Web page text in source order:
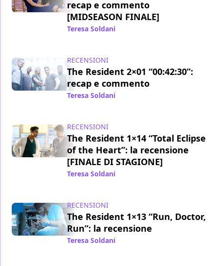
recap e commento
[MIDSEASON FINALE]
Teresa Soldani
RECENSIONI
The Resident 2×01 “00:42:30”:
recap e commento
Teresa Soldani
RECENSIONI
The Resident 1×14 “Total Eclipse
of the Heart”: la recensione
[FINALE DI STAGIONE]
Teresa Soldani
RECENSIONI
The Resident 1×13 “Run, Doctor,
Run”: la recensione
Teresa Soldani